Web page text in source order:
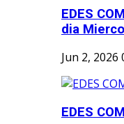
EDES
dia
Jun 2, 2026
EDES